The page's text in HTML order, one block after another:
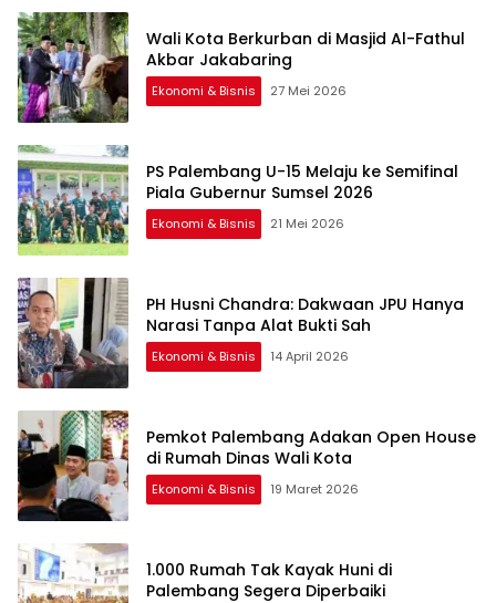
Wali Kota Berkurban di Masjid Al-Fathul
Akbar Jakabaring
Ekonomi & Bisnis 27 Mei 2026
PS Palembang U-15 Melaju ke Semifinal
Piala Gubernur Sumsel 2026
Ekonomi & Bisnis 21 Mei 2026
PH Husni Chandra: Dakwaan JPU Hanya
Narasi Tanpa Alat Bukti Sah
Ekonomi & Bisnis 14 April 2026
Pemkot Palembang Adakan Open House
di Rumah Dinas Wali Kota
Ekonomi & Bisnis 19 Maret 2026
1.000 Rumah Tak Kayak Huni di
Palembang Segera Diperbaiki